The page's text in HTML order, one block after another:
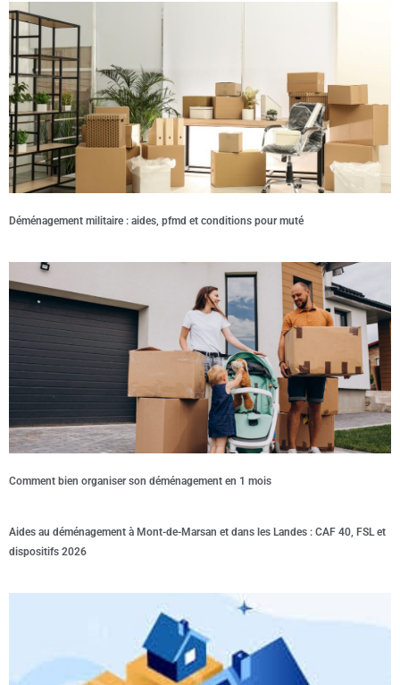
Déménagement militaire : aides, pfmd et conditions pour muté
Comment bien organiser son déménagement en 1 mois
Aides au déménagement à Mont-de-Marsan et dans les Landes : CAF 40, FSL et
dispositifs 2026